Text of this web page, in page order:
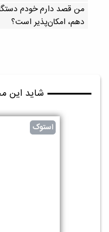
من قصد دارم خودم دستگاه
دهم، امکان‌پذیر است؟
شاید این
استوک